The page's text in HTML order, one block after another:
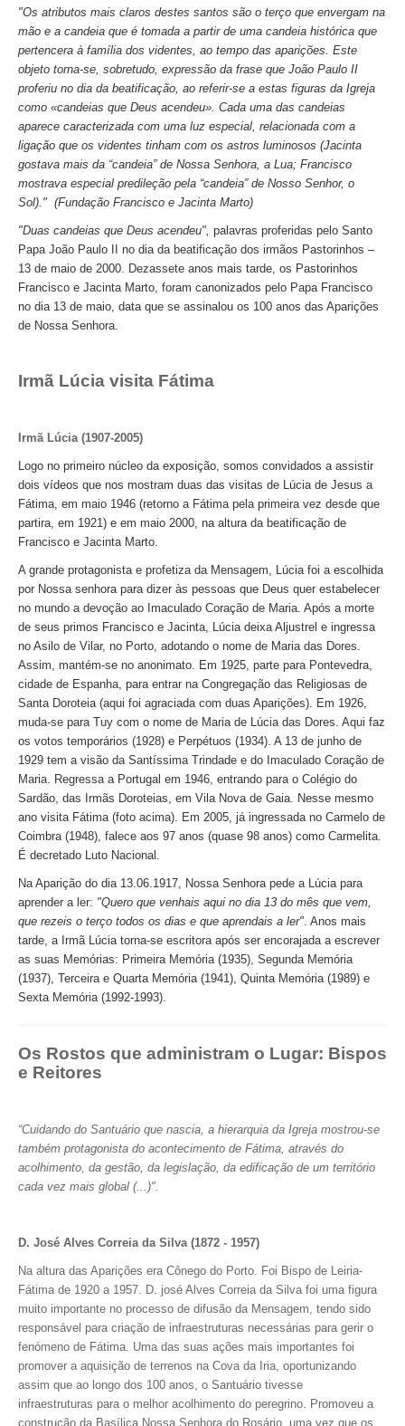
"Os atributos mais claros destes santos são o terço que envergam na
mão e a candeia que é tomada a partir de uma candeia histórica que
pertencera à família dos videntes, ao tempo das aparições. Este
objeto torna-se, sobretudo, expressão da frase que João Paulo II
proferiu no dia da beatificação, ao referir-se a estas figuras da Igreja
como «candeias que Deus acendeu». Cada uma das candeias
aparece caracterizada com uma luz especial, relacionada com a
ligação que os videntes tinham com os astros luminosos (Jacinta
gostava mais da “candeia” de Nossa Senhora, a Lua; Francisco
mostrava especial predileção pela “candeia” de Nosso Senhor, o
Sol)." (Fundação Francisco e Jacinta Marto)
"Duas candeias que Deus acendeu", palavras proferidas pelo Santo
Papa João Paulo II no dia da beatificação dos irmãos Pastorinhos –
13 de maio de 2000. Dezassete anos mais tarde, os Pastorinhos
Francisco e Jacinta Marto, foram canonizados pelo Papa Francisco
no dia 13 de maio, data que se assinalou os 100 anos das Aparições
de Nossa Senhora.
Irmã Lúcia visita Fátima
Irmã Lúcia (1907-2005)
Logo no primeiro núcleo da exposição, somos convidados a assistir
dois vídeos que nos mostram duas das visitas de Lúcia de Jesus a
Fátima, em maio 1946 (retorno a Fátima pela primeira vez desde que
partira, em 1921) e em maio 2000, na altura da beatificação de
Francisco e Jacinta Marto.
A grande protagonista e profetiza da Mensagem, Lúcia foi a escolhida
por Nossa senhora para dizer às pessoas que Deus quer estabelecer
no mundo a devoção ao Imaculado Coração de Maria. Após a morte
de seus primos Francisco e Jacinta, Lúcia deixa Aljustrel e ingressa
no Asilo de Vilar, no Porto, adotando o nome de Maria das Dores.
Assim, mantém-se no anonimato. Em 1925, parte para Pontevedra,
cidade de Espanha, para entrar na Congregação das Religiosas de
Santa Doroteia (aqui foi agraciada com duas Aparições). Em 1926,
muda-se para Tuy com o nome de Maria de Lúcia das Dores. Aqui faz
os votos temporários (1928) e Perpétuos (1934). A 13 de junho de
1929 tem a visão da Santíssima Trindade e do Imaculado Coração de
Maria. Regressa a Portugal em 1946, entrando para o Colégio do
Sardão, das Irmãs Doroteias, em Vila Nova de Gaia. Nesse mesmo
ano visita Fátima (foto acima). Em 2005, já ingressada no Carmelo de
Coimbra (1948), falece aos 97 anos (quase 98 anos) como Carmelita.
É decretado Luto Nacional.
Na Aparição do dia 13.06.1917, Nossa Senhora pede a Lúcia para
aprender a ler: "Quero que venhais aqui no dia 13 do mês que vem,
que rezeis o terço todos os dias e que aprendais a ler". Anos mais
tarde, a Irmã Lúcia torna-se escritora após ser encorajada a escrever
as suas Memórias: Primeira Memória (1935), Segunda Memória
(1937), Terceira e Quarta Memória (1941), Quinta Memória (1989) e
Sexta Memória (1992-1993).
Os Rostos que administram o Lugar: Bispos
e Reitores
“Cuidando do Santuário que nascia, a hierarquia da Igreja mostrou-se
também protagonista do acontecimento de Fátima, através do
acolhimento, da gestão, da legislação, da edificação de um território
cada vez mais global (...)".
D. José Alves Correia da Silva (1872 - 1957)
Na altura das Aparições era Cônego do Porto. Foi Bispo de Leiria-
Fátima de 1920 a 1957. D. josé Alves Correia da Silva foi uma figura
muito importante no processo de difusão da Mensagem, tendo sido
responsável para criação de infraestruturas necessárias para gerir o
fenómeno de Fátima. Uma das suas ações mais importantes foi
promover a aquisição de terrenos na Cova da Iria, oportunizando
assim que ao longo dos 100 anos, o Santuário tivesse
infraestruturas para o melhor acolhimento do peregrino. Promoveu a
construção da Basílica Nossa Senhora do Rosário, uma vez que os